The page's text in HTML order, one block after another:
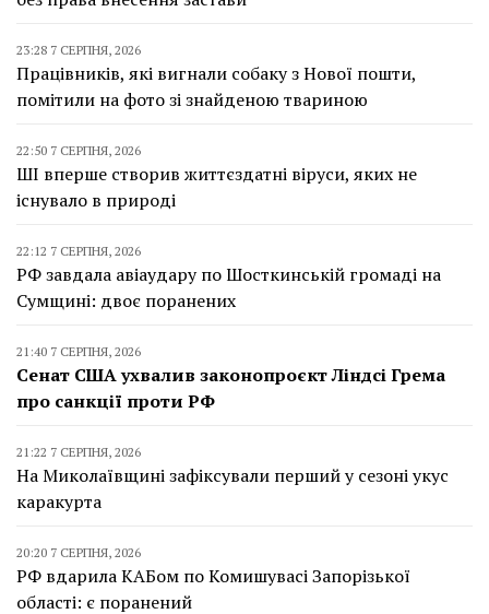
23:28 7 СЕРПНЯ, 2026
Працівників, які вигнали собаку з Нової пошти,
помітили на фото зі знайденою твариною
22:50 7 СЕРПНЯ, 2026
ШІ вперше створив життєздатні віруси, яких не
існувало в природі
22:12 7 СЕРПНЯ, 2026
РФ завдала авіаудару по Шосткинській громаді на
Сумщині: двоє поранених
21:40 7 СЕРПНЯ, 2026
Сенат США ухвалив законопроєкт Ліндсі Грема
про санкції проти РФ
21:22 7 СЕРПНЯ, 2026
На Миколаївщині зафіксували перший у сезоні укус
каракурта
20:20 7 СЕРПНЯ, 2026
РФ вдарила КАБом по Комишувасі Запорізької
області: є поранений